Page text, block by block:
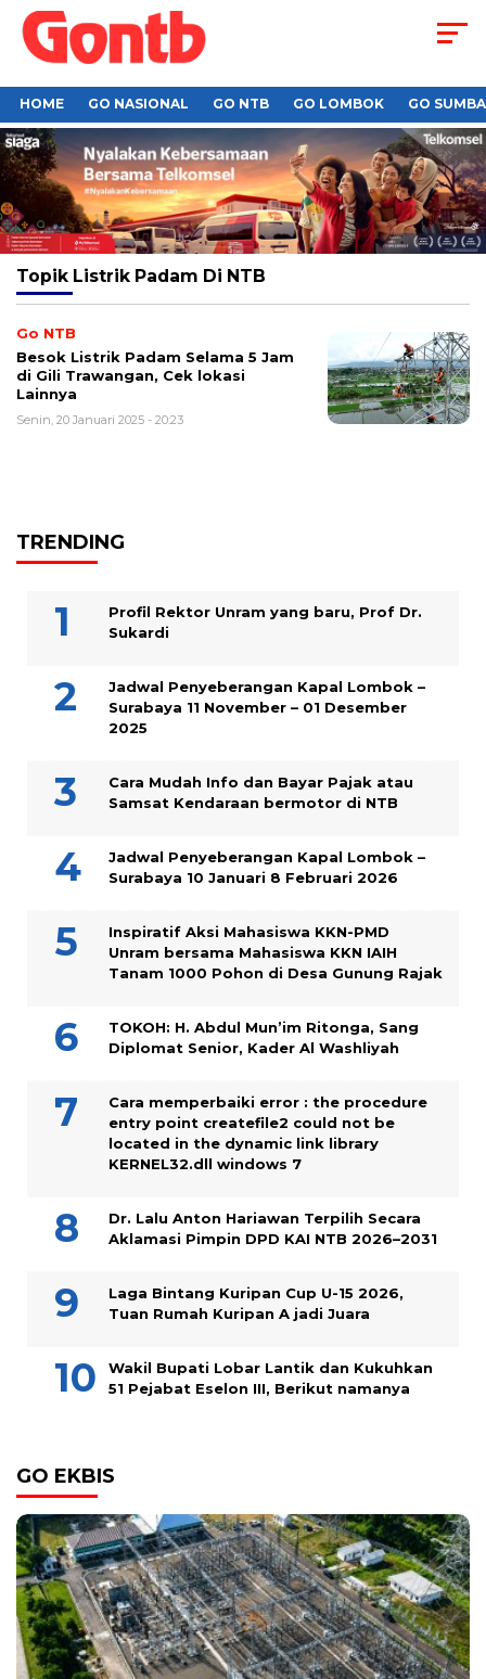
HOME GO NASIONAL GO NTB GO LOMBOK GO
Topik Listrik Padam Di NTB
Go NTB
Besok Listrik Padam Selama 5 Jam
di Gili Trawangan, Cek lokasi
Lainnya
Senin, 20 Januari 2025 - 20:23
TRENDING
Profil Rektor Unram yang baru, Prof Dr.
Sukardi
Jadwal Penyeberangan Kapal Lombok –
Surabaya 11 November – 01 Desember
2025
Cara Mudah Info dan Bayar Pajak atau
Samsat Kendaraan bermotor di NTB
Jadwal Penyeberangan Kapal Lombok –
Surabaya 10 Januari 8 Februari 2026
Inspiratif Aksi Mahasiswa KKN-PMD
Unram bersama Mahasiswa KKN IAIH
Tanam 1000 Pohon di Desa Gunung Rajak
TOKOH: H. Abdul Mun’im Ritonga, Sang
Diplomat Senior, Kader Al Washliyah
Cara memperbaiki error : the procedure
entry point createfile2 could not be
located in the dynamic link library
KERNEL32.dll windows 7
Dr. Lalu Anton Hariawan Terpilih Secara
Aklamasi Pimpin DPD KAI NTB 2026–2031
Laga Bintang Kuripan Cup U-15 2026,
Tuan Rumah Kuripan A jadi Juara
Wakil Bupati Lobar Lantik dan Kukuhkan
51 Pejabat Eselon III, Berikut namanya
GO EKBIS